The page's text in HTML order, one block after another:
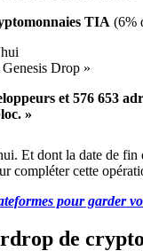
TIA (6%
Drop »
et 576 653
»
Et dont la date de fin
compléter cette
pour garder
de